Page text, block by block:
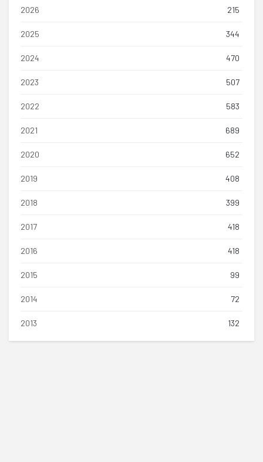
2026 215
2025 344
2024 470
2023 507
2022 583
2021 689
2020 652
2019 408
2018 399
2017 418
2016 418
2015 99
2014 72
2013 132